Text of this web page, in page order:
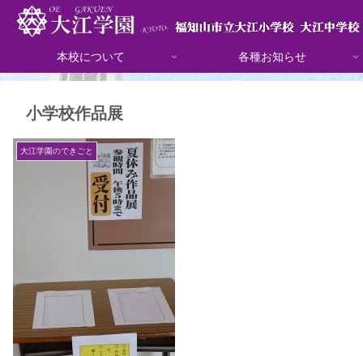
本校について 各種お知らせ
小学校作品展
大江学園のできごと